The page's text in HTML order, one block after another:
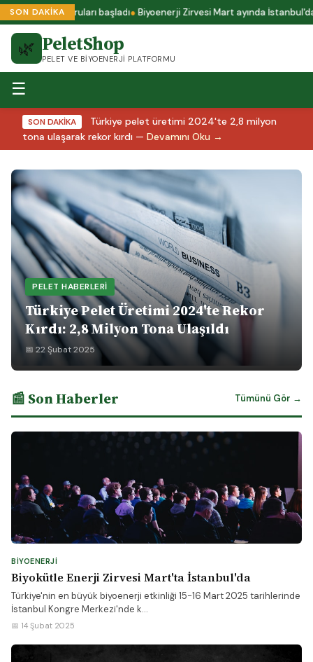
SON DAKİKA
başvuruları başladı Biyoenerji Zirvesi Mart ayında İstanbul'da
🌿 PeletShop
PELET VE BIYOENERJI PLATFORMU
☰
SON DAKİKA
Türkiye pelet üretimi 2024'te 2,8 milyon
tona ulaşarak rekor kırdı — Devamını Oku →
PELET HABERLERI
Türkiye Pelet Üretimi 2024'te Rekor
Kırdı: 2,8 Milyon Tona Ulaşıldı
📅 22 Şubat 2025
📰 Son Haberler Tümünü Gör →
BIYOENERJI
Biyokütle Enerji Zirvesi Mart'ta İstanbul'da
Türkiye'nin en büyük biyoenerji etkinliği 15-16 Mart 2025 tarihlerinde
İstanbul Kongre Merkezi'nde k...
📅 14 Şubat 2025